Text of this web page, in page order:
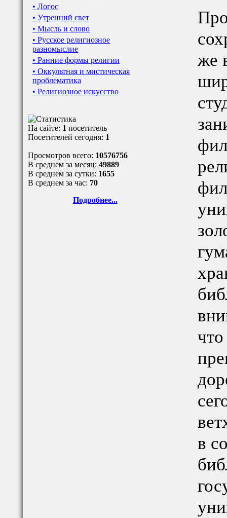
• Логос
• Утренний свет
• Мысль и слово
• Русское религиозное
разномыслие
• Ранние формы религии
• Оккультная и мистическая
проблематика
• Религиозное искусство
На сайте: 1 посетитель
Посетителей сегодня: 1
Просмотров всего: 10576756
В среднем за месяц: 49889
В среднем за сутки: 1655
В среднем за час: 70
Подробнее...
же
в